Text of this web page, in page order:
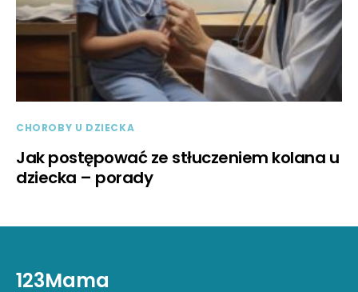
CHOROBY U DZIECKA
Jak postępować ze stłuczeniem kolana u
dziecka – porady
123Mama